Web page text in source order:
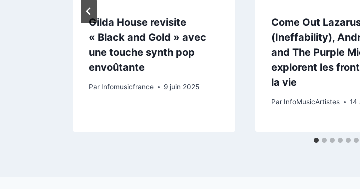
Gilda House revisite
« Black and Gold » avec
une touche synth pop
envoûtante
Par Infomusicfrance 9 juin 2025
Come Out
(Ineffability),
and The Purple
explorent les
la vie
Par InfoMusicArtistes 14